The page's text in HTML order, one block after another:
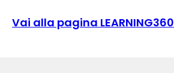
Vai alla pagina LEARNING360